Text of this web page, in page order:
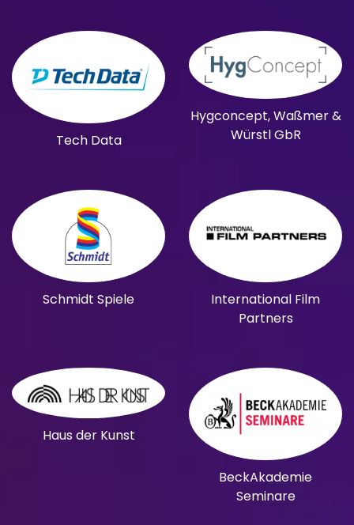
Tech Data
Hygconcept, Waßmer &
Würstl GbR
Schmidt Spiele
International Film
Partners
Haus der Kunst
BeckAkademie
Seminare